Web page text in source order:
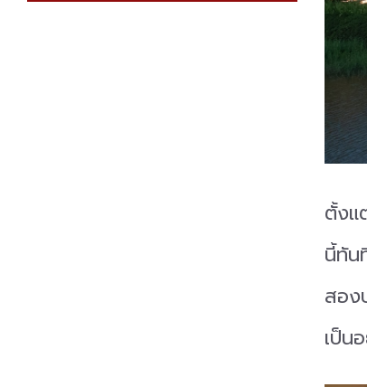
ตั้งแ
นี้ทัน
สอง
เป็น